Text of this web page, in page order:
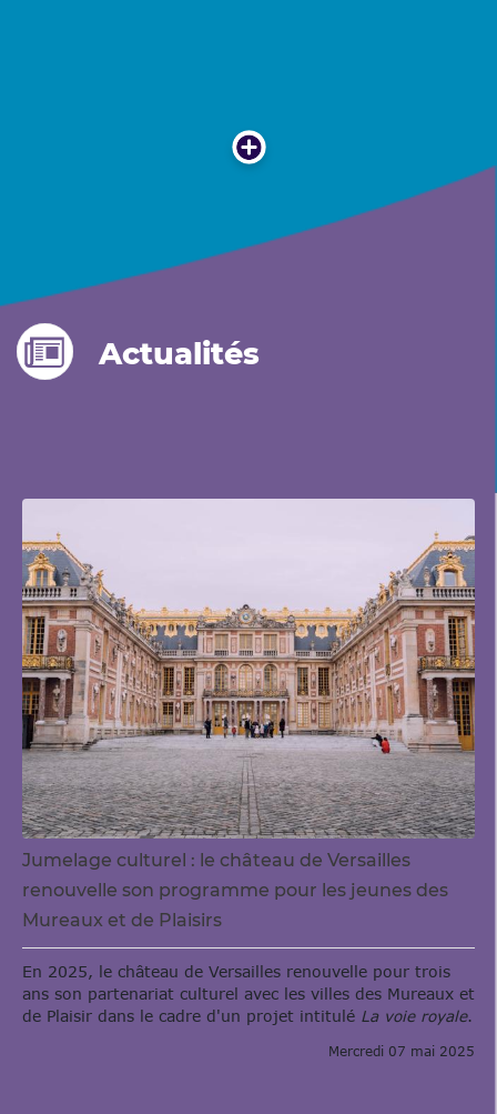
Actualités
Jumelage culturel : le château de Versailles
renouvelle son programme pour les jeunes des
Mureaux et de Plaisirs
En 2025, le château de Versailles renouvelle pour trois
ans son partenariat culturel avec les villes des Mureaux et
de Plaisir dans le cadre d'un projet intitulé La voie royale.
Mercredi 07 mai 2025